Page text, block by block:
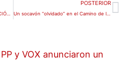
POSTERIOR
Un socavón “olvidado” en el Camino de los Valientes pone en jaque la seguridad de vecinos y agricultores
y VOX anunciaron un